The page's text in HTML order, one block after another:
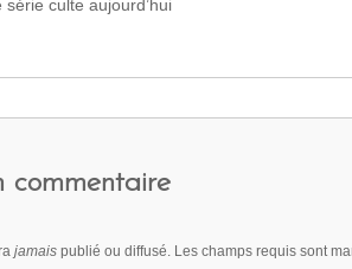
série culte aujourd’hui
commentaire
jamais publié ou diffusé. Les champs requis sont